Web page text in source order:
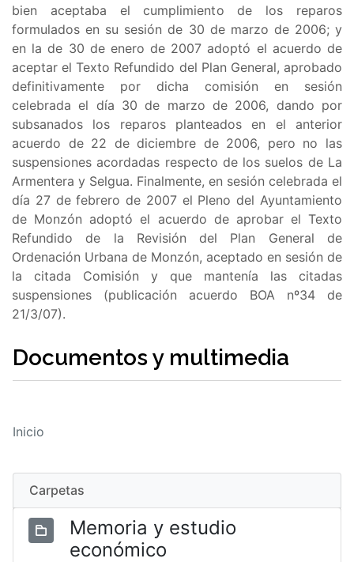
bien aceptaba el cumplimiento de los reparos
formulados en su sesión de 30 de marzo de 2006; y
en la de 30 de enero de 2007 adoptó el acuerdo de
aceptar el Texto Refundido del Plan General, aprobado
definitivamente por dicha comisión en sesión
celebrada el día 30 de marzo de 2006, dando por
subsanados los reparos planteados en el anterior
acuerdo de 22 de diciembre de 2006, pero no las
suspensiones acordadas respecto de los suelos de La
Armentera y Selgua. Finalmente, en sesión celebrada el
día 27 de febrero de 2007 el Pleno del Ayuntamiento
de Monzón adoptó el acuerdo de aprobar el Texto
Refundido de la Revisión del Plan General de
Ordenación Urbana de Monzón, aceptado en sesión de
la citada Comisión y que mantenía las citadas
suspensiones (publicación acuerdo BOA nº34 de
21/3/07).
Documentos y multimedia
Inicio
Carpetas
Memoria y estudio
económico